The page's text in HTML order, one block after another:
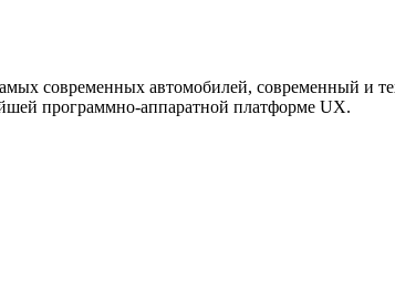
современных автомобилей, современный и
программно-аппаратной платформе UX.